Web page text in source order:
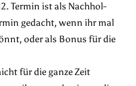
Termin ist als Nachhol-
gedacht, wenn ihr mal
oder als Bonus für die
für die ganze Zeit